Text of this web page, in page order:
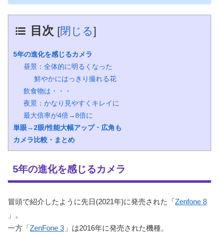
目次 [閉じる]
5年の進化を感じるカメラ
昼景：全体的に明るくなった
鮮やかにはっきり撮れる花
飲食物は・・・
夜景：かなり見やすくキレイに
最大倍率が4倍→8倍に
単眼→2眼/性能大幅アップ・広角も
カメラ比較・まとめ
5年の進化を感じるカメラ
冒頭で紹介したように先日(2021年)に発売された「Zenfone 8
」。
一方「ZenFone 3 」は2016年に発売された機種。